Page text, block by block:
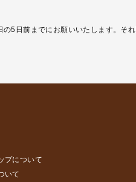
5日前までにお願いいたします。そ
プについて
いて